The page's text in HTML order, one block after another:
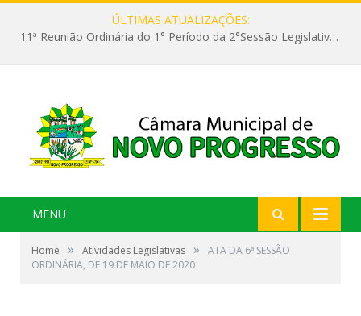
ÚLTIMAS ATUALIZAÇÕES:
11ª Reunião Ordinária do 1° Período da 2°Sessão Legislativa da 9ª Legislatura do Poder Legislativo
MENU
Home » Atividades Legislativas »
ATA DA 6ª SESSÃO
ORDINÁRIA, DE 19 DE MAIO DE 2020